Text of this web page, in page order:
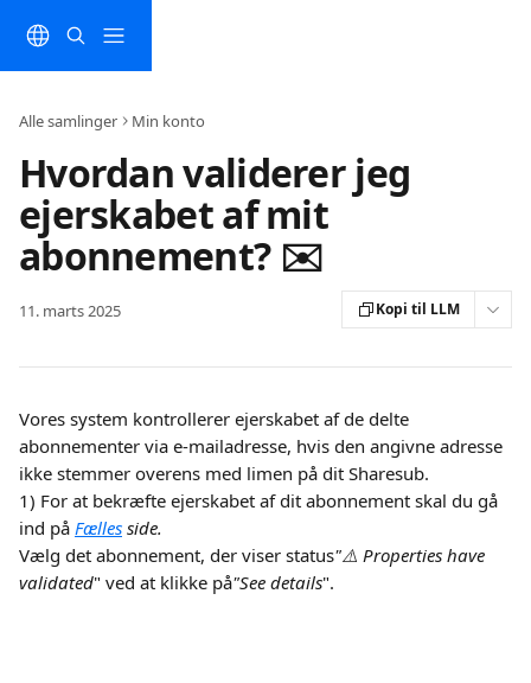
Alle samlinger Min konto
Hvordan validerer jeg
ejerskabet af mit
abonnement? ✉️
11. marts 2025 Kopi til LLM
Vores system kontrollerer ejerskabet af de delte
abonnementer via e-mailadresse, hvis den angivne adresse
ikke stemmer overens med limen på dit Sharesub.
1) For at bekræfte ejerskabet af dit abonnement skal du gå
ind på Fælles side.
Vælg det abonnement, der viser status"⚠️ Properties have
validated" ved at klikke på"See details".